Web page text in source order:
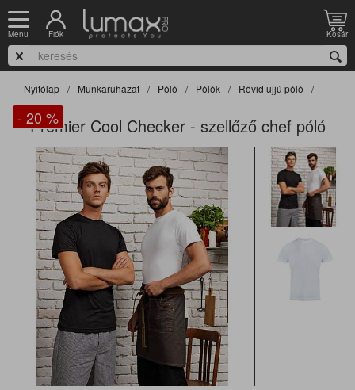
Menü Fiók Kosár
Nyitólap Munkaruházat Póló Pólók Rövid ujjú póló
Premier Cool Checker - szellőző chef póló
- 20 %